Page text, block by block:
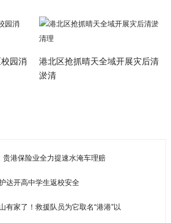
园消
港北区抢抓晴天全域开展灾后清
淤清
贵港保险业全力提速水淹车理赔
达开高中学生返校安全
有家了！救援队员为它取名“港港”以